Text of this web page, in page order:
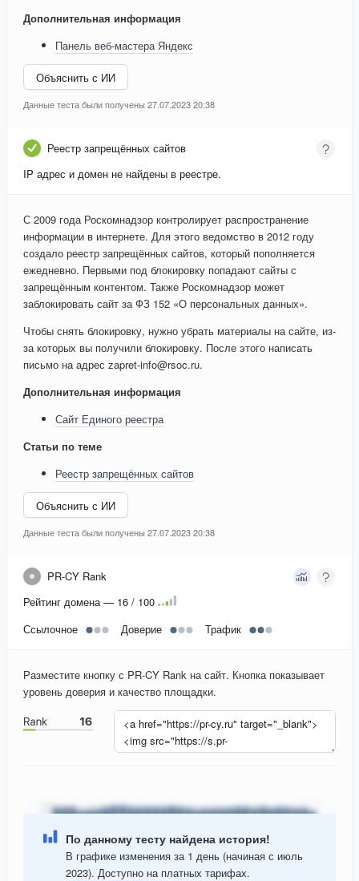
Дополнительная информация
Панель веб-мастера Яндекс
Объяснить с ИИ
Данные теста были получены 27.07.2023 20:38
Реестр запрещённых сайтов
IP адрес и домен не найдены в реестре.
С 2009 года Роскомнадзор контролирует распространение
информации в интернете. Для этого ведомство в 2012 году
создало реестр запрещённых сайтов, который пополняется
ежедневно. Первыми под блокировку попадают сайты с
запрещённым контентом. Также Роскомнадзор может
заблокировать сайт за ФЗ 152 «О персональных данных».
Чтобы снять блокировку, нужно убрать материалы на сайте, из-
за которых вы получили блокировку. После этого написать
письмо на адрес zapret-info@rsoc.ru.
Дополнительная информация
Сайт Единого реестра
Статьи по теме
Реестр запрещённых сайтов
Объяснить с ИИ
Данные теста были получены 27.07.2023 20:38
PR-CY Rank
Рейтинг домена — 16 / 100
Ссылочное
Доверие Трафик
Разместите кнопку с PR-CY Rank на сайт. Кнопка показывает
уровень доверия и качество площадки.
По данному тесту найдена история!
В графике изменения за 1 день (начиная с июль
2023). Доступно на платных тарифах.